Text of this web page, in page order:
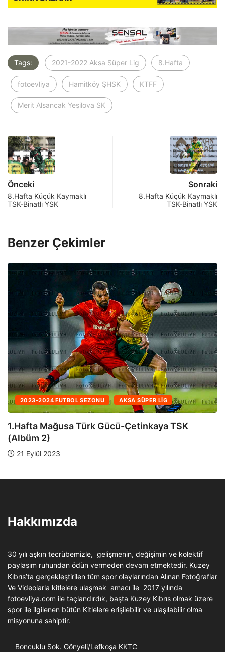
Tags: 2021-2022 Aksa Süper Lig 8.Hafta
fotoevliya Hamitköy ŞHSK KTFF
Merit Alsancak Yeşilova SK
Önceki
8.Hafta Küçük Kaymaklı
TSK-Binatlı YSK
Sonraki
8.Hafta Küçük Kaymaklı
TSK-Binatlı YSK
Benzer Çekimler
2023-2024 FUTBOL SEZONU AKSA SÜPER LIG
1.Hafta Mağusa Türk Gücü-Çetinkaya TSK
(Albüm 1)
21 Eylül 2023
Hakkımızda
30 yılı aşkın tecrübemizle, gelişmenin, değişimin ve kolektif
paylaşım ruhundan ödün vermeden devam etmektedir. Kuzey
Kıbrıs’ta gerçekleştirilen tüm spor olaylarından Alınan Fotoğraflar
Ve Videolarla kitlelere ulaşmak amacı ile 2017 yılında
fotoevliya.com ile taçlandırdık, başta Kuzey Kıbrıs olmak üzere
spor ile ilgilenen bütün Kitlelere erişilebilir ve ulaşılabilir olma
misyonuna sahiptir.
Boncuklu Sok. Gönyeli/Lefkoşa KKTC